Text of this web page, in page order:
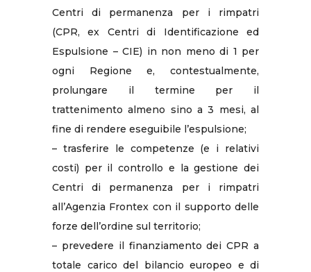
Centri di permanenza per i rimpatri
(CPR, ex Centri di Identificazione ed
Espulsione – CIE) in non meno di 1 per
ogni Regione e, contestualmente,
prolungare il termine per il
trattenimento almeno sino a 3 mesi, al
fine di rendere eseguibile l’espulsione;
– trasferire le competenze (e i relativi
costi) per il controllo e la gestione dei
Centri di permanenza per i rimpatri
all’Agenzia Frontex con il supporto delle
forze dell’ordine sul territorio;
– prevedere il finanziamento dei CPR a
totale carico del bilancio europeo e di